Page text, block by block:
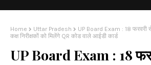
Home Uttar Pradesh
UP Board Exam : 18 फरवरी से
कक्ष निरीक्षकों को मिलेंगे QR कोड वाले आईडी कार्ड
UP Board Exam : 18